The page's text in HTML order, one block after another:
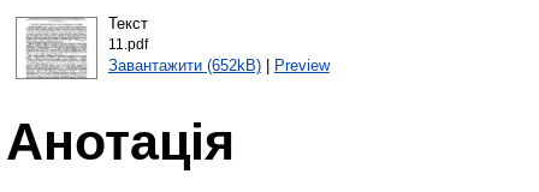
Текст
11.pdf
Завантажити (652kB)| Preview
Анотація